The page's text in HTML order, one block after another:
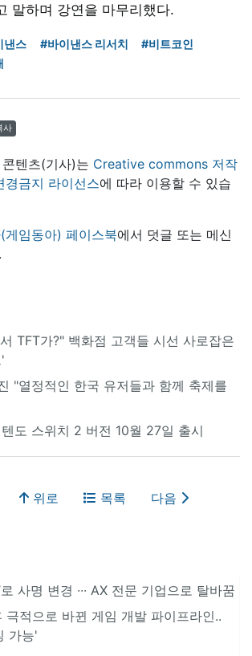
말하며 강연을 마무리했다.
낸스 #바이낸스 리서치
#비트코인
사
텐츠(기사)는 Creative commons 저작
금지 라이선스에 따라 이용할 수 있습
게임동아) 페이스북에서 덧글 또는 메신
TFT가?" 백화점 고객들 시선 사로잡은
"열정적인 한국 유저들과 함께 축제를
도 스위치 2 버전 10월 27일 출시
위로 목록 다음
사명 변경 ∙∙∙ AX 전문 기업으로 탈바꿈
적으로 바뀐 게임 개발 파이프라인..
가능'